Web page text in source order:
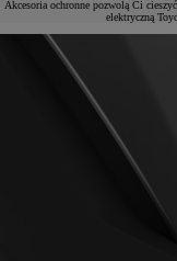
Akcesoria ochronne pozwolą Ci
elektryczną